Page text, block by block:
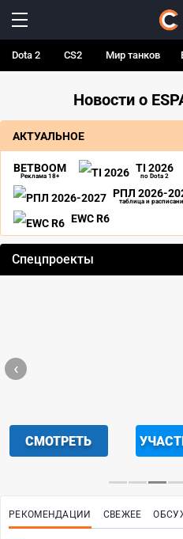
Dota 2 CS2 Мир танков
Новости о
АКТУАЛЬНОЕ
BETBOOM
Реклама 18+
TI 2026
по Dota 2
РПЛ 2026-
таблица и
EWC R6
Спецпроекты
СМОТРЕТЬ
‹
РЕКОМЕНДАЦИИ СВЕЖЕЕ